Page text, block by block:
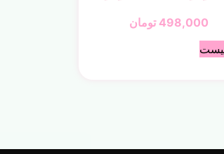
498,000 تومان